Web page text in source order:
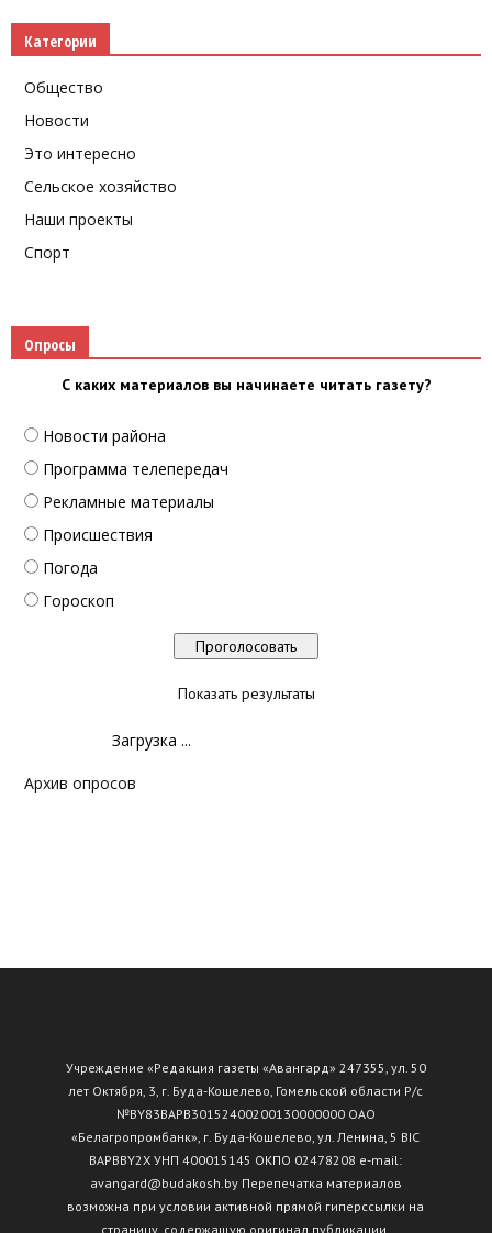
Категории
Общество
Новости
Это интересно
Сельское хозяйство
Наши проекты
Спорт
Опросы
С каких материалов вы начинаете читать газету?
Новости района
Программа телепередач
Рекламные материалы
Происшествия
Погода
Гороскоп
Показать результаты
Загрузка ...
Архив опросов
Учреждение «Редакция газеты «Авангард» 247355, ул. 50
лет Октября, 3, г. Буда-Кошелево, Гомельской области Р/с
№ВY83ВАРВ30152400200130000000 ОАО
«Белагропромбанк», г. Буда-Кошелево, ул. Ленина, 5 BIC
BAPBBY2X УНП 400015145 ОКПО 02478208 e-mail:
avangard@budakosh.by Перепечатка материалов
возможна при условии активной прямой гиперссылки на
страницу, содержащую оригинал публикации.